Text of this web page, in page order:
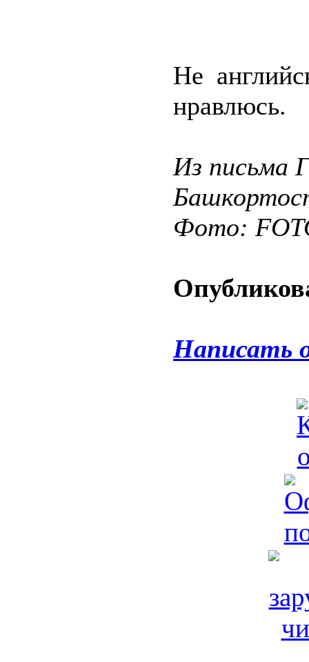
Не
нравлюсь.
Из письма
Фото:
Написать